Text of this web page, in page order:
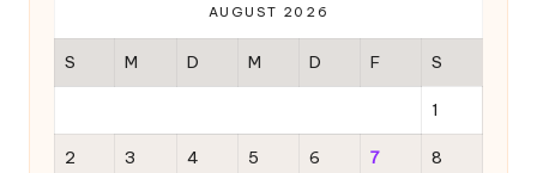
AUGUST 2026
S M D M D F S
1
2 3 4 5 6 7 8